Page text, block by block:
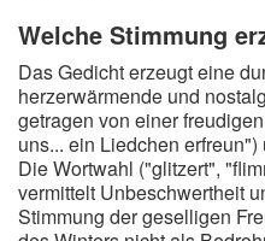
Welche Stimmung
Das Gedicht erzeugt eine
herzerwärmende und
getragen von einer
uns... ein Liedchen
Die Wortwahl ("glitzert",
vermittelt Unbeschwertheit
Stimmung der geselligen